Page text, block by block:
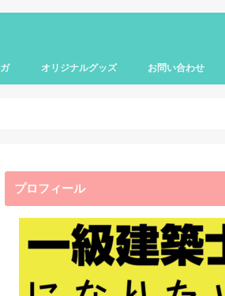
オリジナルグッズ お問い合わせ
プロフィール